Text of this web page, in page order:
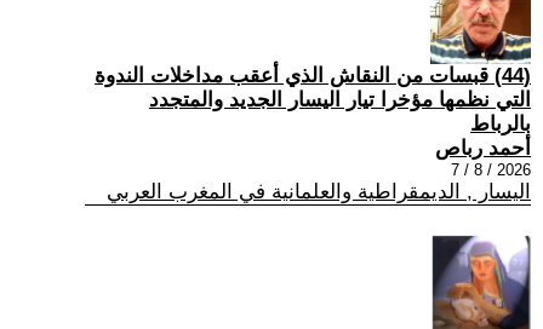
(44) قبسات من النقاش الذي أعقب مداخلات الندوة
التي نظمها مؤخرا تيار اليسار الجديد والمتجدد
بالرباط
أحمد رباص
2026 / 8 / 7
اليسار , الديمقراطية والعلمانية في المغرب العربي